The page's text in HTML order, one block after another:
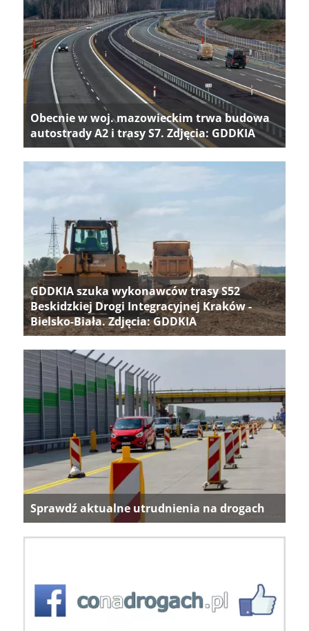
Obecnie w woj. mazowieckim trwa budowa
autostrady A2 i trasy S7. Zdjęcia: GDDKIA
GDDKIA szuka wykonawców trasy S52
Beskidzkiej Drogi Integracyjnej Kraków -
Bielsko-Biała. Zdjęcia: GDDKIA
Sprawdź aktualne utrudnienia na drogach